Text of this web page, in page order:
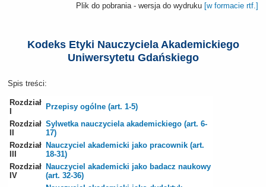
Plik do pobrania - wersja do wydruku [w formacie rtf.]
Kodeks Etyki Nauczyciela Akademickiego
Uniwersytetu Gdańskiego
Spis treści:
Rozdział
I
Przepisy ogólne (art. 1-5)
Rozdział
II
Sylwetka nauczyciela akademickiego (art. 6-
17)
Rozdział
III
Nauczyciel akademicki jako pracownik (art.
18-31)
Rozdział
IV
Nauczyciel akademicki jako badacz naukowy
(art. 32-36)